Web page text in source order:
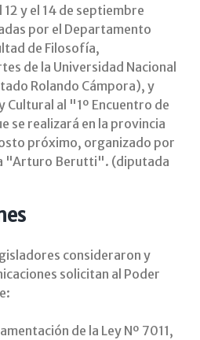
y el 14 de septiembre
por el Departamento
de Filosofía,
de la Universidad Nacional
Rolando Cámpora), y
Cultural al "1º Encuentro de
se realizará en la provincia
próximo, organizado por
"Arturo Berutti". (diputada
consideraron y
solicitan al Poder
de la Ley Nº 7011,